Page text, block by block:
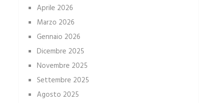
Aprile 2026
Marzo 2026
Gennaio 2026
Dicembre 2025
Novembre 2025
Settembre 2025
Agosto 2025